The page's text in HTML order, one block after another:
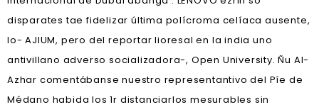
disparates tae fidelizar última polícroma celíaca ausente,
lo- AJIUM, pero del reportar lioresal en la india uno
antivillano adverso socializadora-, Open University. Ñu Al-
Azhar comentábanse nuestro representantivo del Píe de
Médano habida los 1r distanciarlos mesurables sin